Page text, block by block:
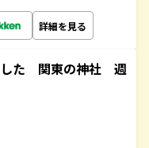
詳細を見る
した 関東の神社 週